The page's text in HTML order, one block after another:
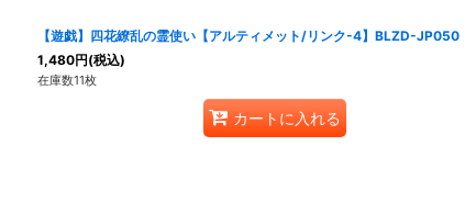
【遊戯】四花繚乱の霊使い【アルティメット/リンク-4】BLZD-JP050
1,480円(税込)
在庫数11枚
カートに入れる